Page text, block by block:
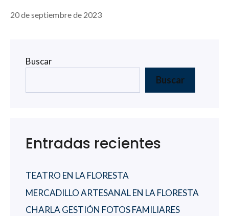
20 de septiembre de 2023
Buscar
Buscar
Entradas recientes
TEATRO EN LA FLORESTA
MERCADILLO ARTESANAL EN LA FLORESTA
CHARLA GESTIÓN FOTOS FAMILIARES